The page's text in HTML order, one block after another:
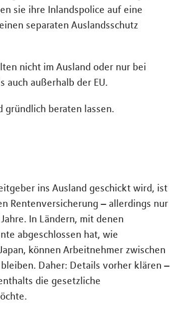
sie ihre Inlandspolice auf eine
separaten Auslandsschutz
nicht im Ausland oder nur bei
auch außerhalb der EU.
gründlich beraten lassen.
ins Ausland geschickt wird, ist
Rentenversicherung – allerdings nur
In Ländern, mit denen
abgeschlossen hat, wie
können Arbeitnehmer zwischen
Daher: Details vorher klären –
die gesetzliche